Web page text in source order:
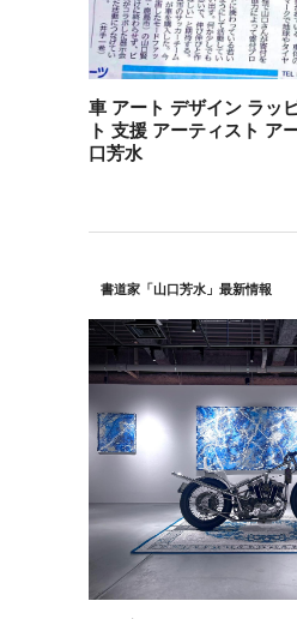
車 アート デザイン ラッ
ト 支援 アーティスト ア
口芳水
書道家「山口芳水」最新情報